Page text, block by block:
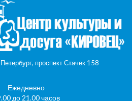
проспект Стачек 158
Ежедневно
до 21.00 часов